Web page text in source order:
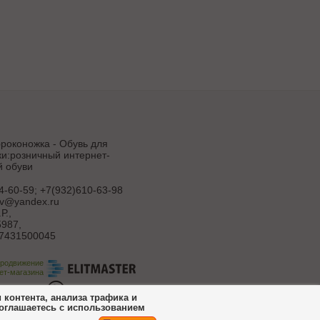
- Обувь для
интернет-
обуви
60-59; +7(932)610-63-98
магазина
анализа трафика и
с использованием